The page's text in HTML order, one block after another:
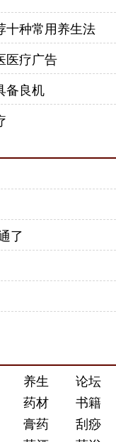
十种常用养生法
医疗广告
备良机
了
养生
论坛
药材
书籍
膏药
刮痧